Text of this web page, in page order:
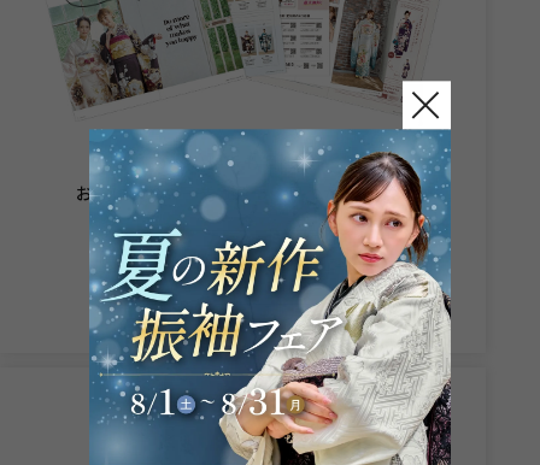
かわいい派も個性派も
お気に入りの一着がきっと見つかります。
カタログをもらう
店舗情報